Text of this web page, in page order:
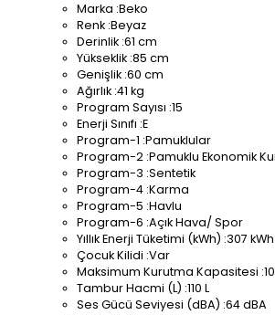
Marka :Beko
Renk :Beyaz
Derinlik :61 cm
Yükseklik :85 cm
Genişlik :60 cm
Ağırlık :41 kg
Program Sayısı :15
Enerji Sınıfı :E
Program-1 :Pamuklular
Program-2 :Pamuklu Ekonomik
Program-3 :Sentetik
Program-4 :Karma
Program-5 :Havlu
Program-6 :Açık Hava/ Spor
Yıllık Enerji Tüketimi (kWh) :307 kWh
Çocuk Kilidi :Var
Maksimum Kurutma Kapasitesi
Tambur Hacmi (L) :110 L
Ses Gücü Seviyesi (dBA) :64 dBA